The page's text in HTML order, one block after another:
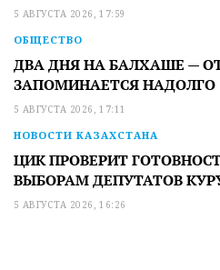
5 АВГУСТА 2026, 17:59
ОБЩЕСТВО
ДВА ДНЯ НА БАЛХАШЕ —
ЗАПОМИНАЕТСЯ НАДОЛГО
5 АВГУСТА 2026, 17:11
НОВОСТИ КАЗАХСТАНА
ЦИК ПРОВЕРИТ
ВЫБОРАМ ДЕПУТАТОВ
5 АВГУСТА 2026, 16:26